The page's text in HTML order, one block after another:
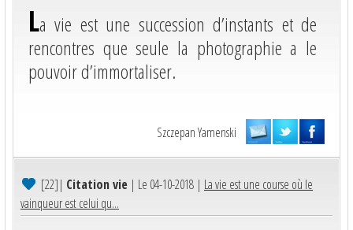
La vie est une succession d’instants et de
rencontres que seule la photographie a le
pouvoir d’immortaliser.
Szczepan Yamenski
[22]| Citation vie | Le 04-10-2018 | La vie est une course où le
vainqueur est celui qu...